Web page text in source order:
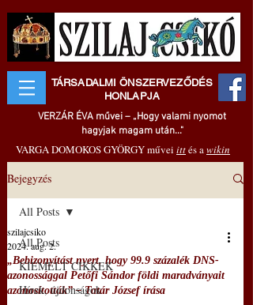
TÁRSADALMI ÖNSZERVEZŐDÉS
HONLAPJA
VERZÁR ÉVA művei – „Hogy valami nyomot
hagyjak magam után..."
VARGA DOMOKOS GYÖRGY művei ittés awikin
Bejegyzés
All Posts
KIEMELT CIKKEK
Hírek, újdonságok
All Posts
„Bebizonyítást nyert, hogy 99.9 százalék DNS-
azonossággal Petőfi Sándor földi maradványait
azonosították” – Tatár József írása
szilajcsiko
2024. aug. 2.